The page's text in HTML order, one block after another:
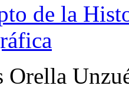
de la
Orella